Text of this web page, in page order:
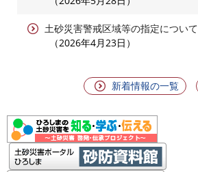
土砂災害警戒区域等の指定について
2026年4月23日
新着情報の一覧